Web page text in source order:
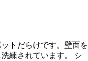
トだらけです。壁面を
練されています。 シ